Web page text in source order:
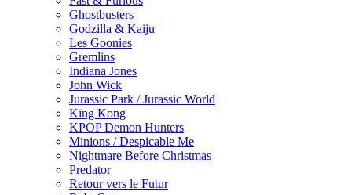
Ghostbusters
Godzilla & Kaiju
Les Goonies
Gremlins
Indiana Jones
John Wick
Jurassic Park / Jurassic World
King Kong
KPOP Demon Hunters
Minions / Despicable Me
Nightmare Before Christmas
Predator
Retour vers le Futur